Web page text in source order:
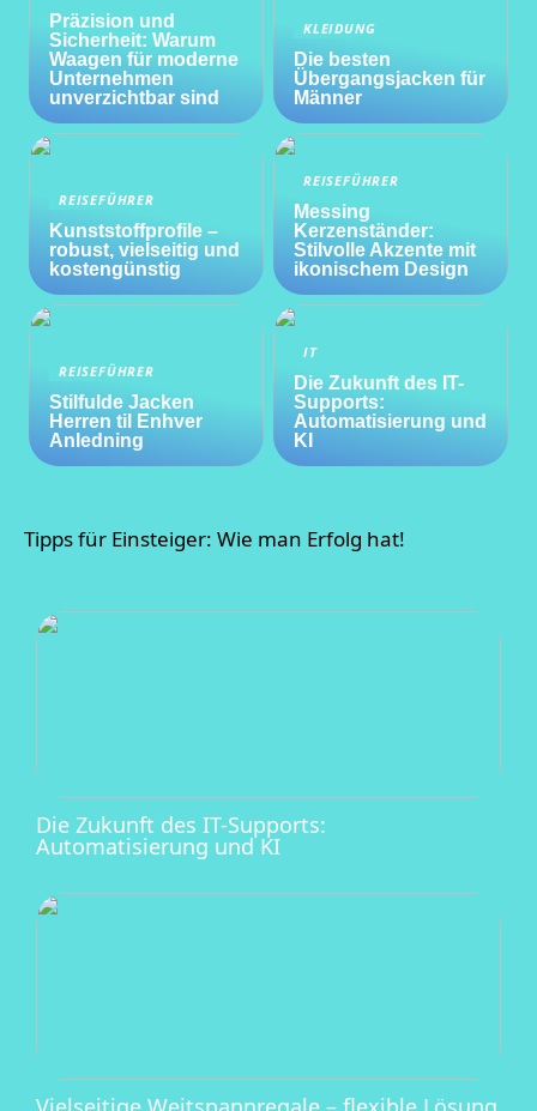
Präzision und
Sicherheit: Warum
Waagen für moderne
Unternehmen
unverzichtbar sind
KLEIDUNG
Die besten
Übergangsjacken für
Männer
REISEFÜHRER
Kunststoffprofile –
robust, vielseitig und
kostengünstig
REISEFÜHRER
Messing
Kerzenständer:
Stilvolle Akzente mit
ikonischem Design
REISEFÜHRER
Stilfulde Jacken
Herren til Enhver
Anledning
IT
Die Zukunft des IT-
Supports:
Automatisierung und
KI
Tipps für Einsteiger: Wie man Erfolg hat!
Die Zukunft des IT-Supports:
Automatisierung und KI